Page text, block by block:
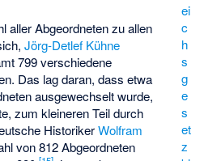
ei
c
h
s
g
e
s
et
z
aller Abgeordneten zu allen
Jörg-Detlef Kühne
799 verschiedene
Das lag daran, dass etwa
ausgewechselt wurde,
zum kleineren Teil durch
HistorikerWolfram
von 812 Abgeordneten